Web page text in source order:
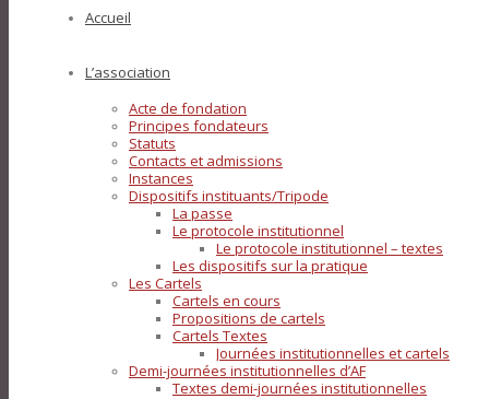
Accueil
L’association
Acte de fondation
Principes fondateurs
Statuts
Contacts et admissions
Instances
Dispositifs instituants/Tripode
La passe
Le protocole institutionnel
Le protocole institutionnel – textes
Les dispositifs sur la pratique
Les Cartels
Cartels en cours
Propositions de cartels
Cartels Textes
Journées institutionnelles et cartels
Demi-journées institutionnelles d’AF
Textes demi-journées institutionnelles